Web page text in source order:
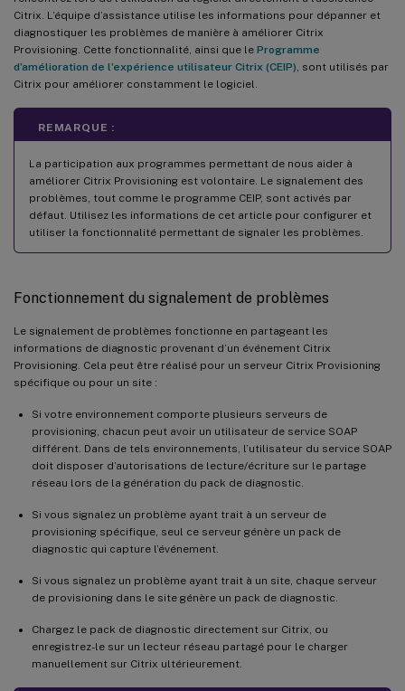
Citrix. L’équipe d’assistance utilise les informations pour dépanner et
diagnostiquer les problèmes de manière à améliorer Citrix
Provisioning. Cette fonctionnalité, ainsi que le Programme
d’amélioration de l’expérience utilisateur Citrix (CEIP) , sont utilisés par
Citrix pour améliorer constamment le logiciel.
REMARQUE :
La participation aux programmes permettant de nous aider à
améliorer Citrix Provisioning est volontaire. Le signalement des
problèmes, tout comme le programme CEIP, sont activés par
défaut. Utilisez les informations de cet article pour configurer et
utiliser la fonctionnalité permettant de signaler les problèmes.
Fonctionnement du signalement de problèmes
Le signalement de problèmes fonctionne en partageant les
informations de diagnostic provenant d’un événement Citrix
Provisioning. Cela peut être réalisé pour un serveur Citrix Provisioning
spécifique ou pour un site :
Si votre environnement comporte plusieurs serveurs de
provisioning, chacun peut avoir un utilisateur de service SOAP
différent. Dans de tels environnements, l’utilisateur du service SOAP
doit disposer d’autorisations de lecture/écriture sur le partage
réseau lors de la génération du pack de diagnostic.
Si vous signalez un problème ayant trait à un serveur de
provisioning spécifique, seul ce serveur génère un pack de
diagnostic qui capture l’événement.
Si vous signalez un problème ayant trait à un site, chaque serveur
de provisioning dans le site génère un pack de diagnostic.
Chargez le pack de diagnostic directement sur Citrix, ou
enregistrez-le sur un lecteur réseau partagé pour le charger
manuellement sur Citrix ultérieurement.